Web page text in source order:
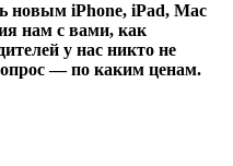
новым iPhone, iPad, Mac
нам с вами, как
у нас никто не
— по каким ценам.